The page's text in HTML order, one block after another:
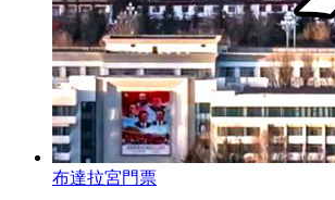
布達拉宮門票